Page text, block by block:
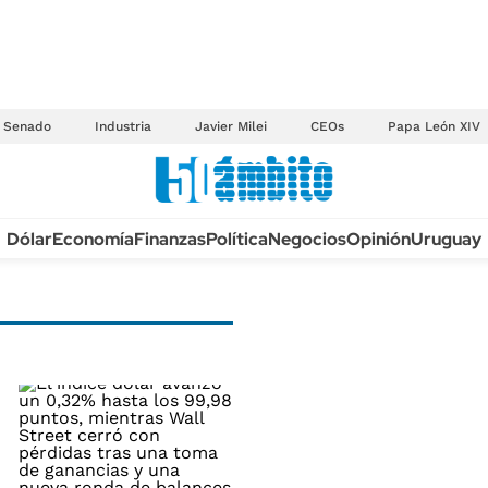
Senado Industria Javier Milei CEOs Papa León XIV
TECNOLOGÍA
OPINIÓN
INFORMACIÓN GENERAL
ESPECTÁCULOS
DEPORTES
DólarEconomíaFinanzasPolíticaNegociosOpiniónUruguay